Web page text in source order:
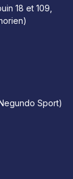
18 et 109,
Sport)